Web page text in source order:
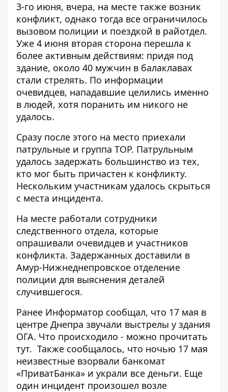
3-го июня, вчера, на месте также возник
конфликт, однако тогда все ограничилось
вызовом полиции и поездкой в райотдел.
Уже 4 июня вторая сторона перешла к
более активным действиям: придя под
здание, около 40 мужчин в балаклавах
стали стрелять. По информации
очевидцев, нападавшие целились именно
в людей, хотя поранить им никого не
удалось.
Сразу после этого на место приехали
патрульные и группа ТОР. Патрульным
удалось задержать большинство из тех,
кто мог быть причастен к конфликту.
Нескольким участникам удалось скрыться
с места инцидента.
На месте работали сотрудники
следственного отдела, которые
опрашивали очевидцев и участников
конфликта. Задержанных доставили в
Амур-Нижнеднепровское отделение
полиции для выяснения деталей
случившегося.
Ранее Информатор сообщал, что 17 мая в
центре Днепра звучали выстрелы у здания
ОГА. Что происходило - можно прочитать
тут. Также сообщалось, что ночью 17 мая
неизвестные взорвали банкомат
«ПриватБанка» и украли все деньги. Еще
один инцидент произошел возле